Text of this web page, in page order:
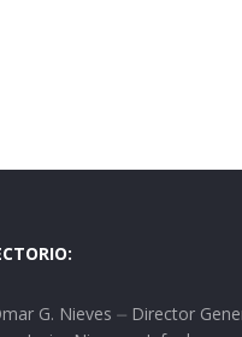
G. Nieves ⏤ Director